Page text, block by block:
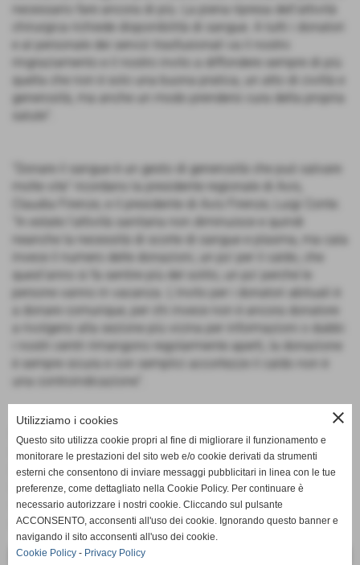
necessario fare ancora di più. La piena ripresa dell’attività
chirurgica richiede disponibilità di sangue. A tutti i donatori
e al personale dei servizi trasfusionali va il nostro
ringraziamento e il nostro invito a diffondere sempre di più
quella che non è solo una buona pratica, un atto di civiltà e
generosità, ma anche un modo prendersi cura della propria
salute".
“Donare il sangue è un gesto di generosità che può salvare
molte vite” ricordano la presidente regionale di Avis,
Claudia Firenze, e il presidente di Avis Firenze, Luigi Conte.
“In estate l'attività sanitaria non diminuisce e quindi
neanche la necessità di scorte di sangue e plasma, ma cala
invece il numero delle donazioni, un po' per il caldo, che
quest'anno si fa sentire più del solito, un po' perché le
persone vanno in vacanza. L'invito per i donatori abituali è
a donare comunque, per chi invece non è ancora donatore
a rivolgersi alla sezione più vicina per informazioni o dubbi:
i nostri centri rimangono regolarmente aperti, la donazione
è sempre sicura e con semplici accortezze il caldo non è
Se si è già donatori, si può prenotare la donazione
contattando la sede Avis più vicina.
Se non lo si è e lo si vuole diventare si possono trovare
informazioni e recapiti sul sito www.avistoscana.it, nella
sezione “Diventa donatore”. I donatori saranno sottoposti
ad esami di idoneità.
<< PRECEDENTE
close
Utilizziamo i cookies
Questo sito utilizza cookie propri al fine di migliorare il funzionamento e
monitorare le prestazioni del sito web e/o cookie derivati da strumenti
esterni che consentono di inviare messaggi pubblicitari in linea con le tue
preferenze, come dettagliato nella Cookie Policy. Per continuare è
necessario autorizzare i nostri cookie. Cliccando sul pulsante
ACCONSENTO, acconsenti all'uso dei cookie. Ignorando questo banner e
navigando il sito acconsenti all'uso dei cookie.
Cookie Policy - Privacy Policy